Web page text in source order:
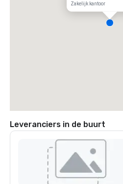
Zakelijk kantoor
Leveranciers in de buurt